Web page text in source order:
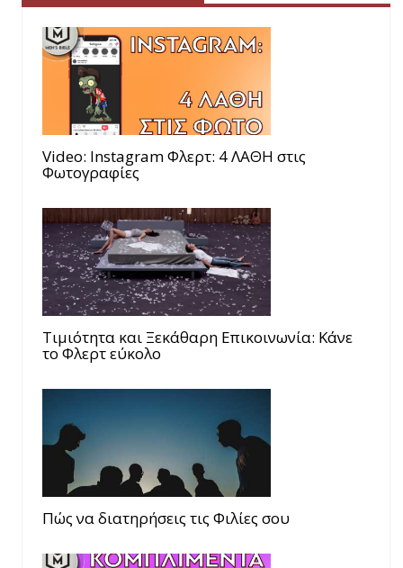
Video: Instagram Φλερτ: 4 ΛΑΘΗ στις
Φωτογραφίες
Τιμιότητα και Ξεκάθαρη Επικοινωνία: Κάνε
το Φλερτ εύκολο
Πώς να διατηρήσεις τις Φιλίες σου